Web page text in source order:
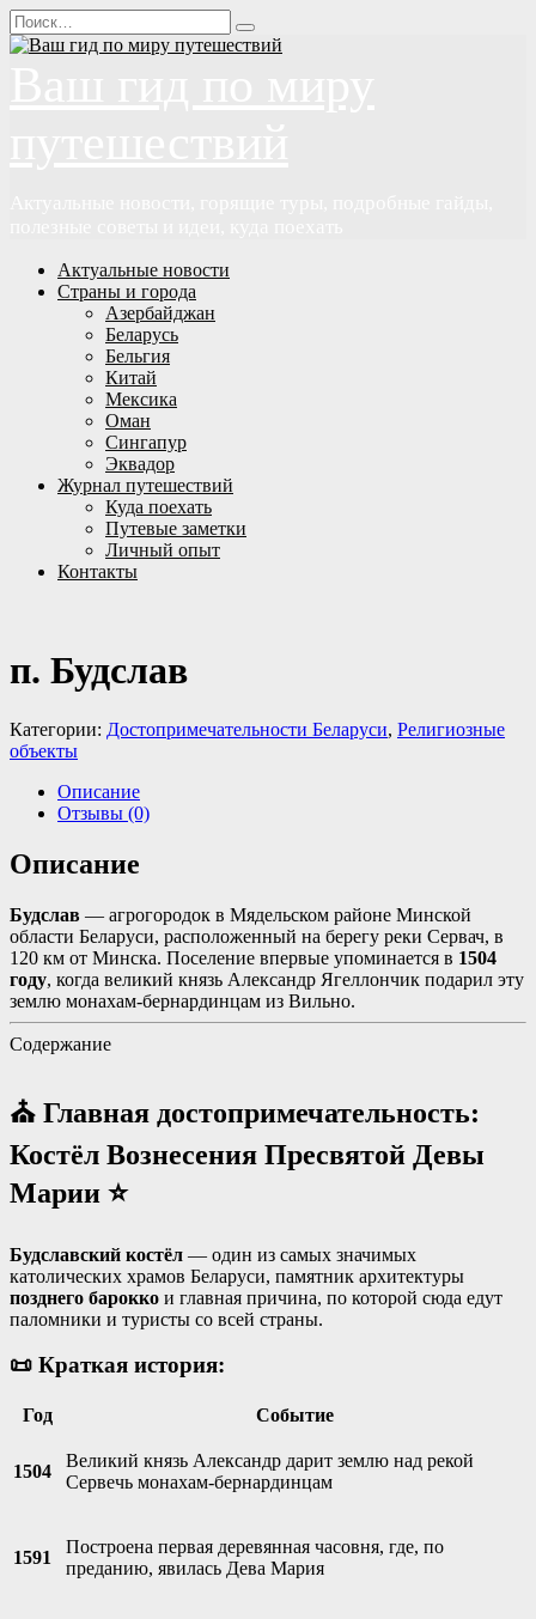
Перейти
к
содержанию
Search
for:
Актуальные новости
Страны и города
Азербайджан
Беларусь
Бельгия
Китай
Мексика
Оман
Сингапур
Эквадор
Журнал путешествий
Куда поехать
Путевые заметки
Личный опыт
Контакты
п. Будслав
Категории: Достопримечательности Беларуси, Религиозные
объекты
Описание
Отзывы (0)
Описание
Будслав — агрогородок в Мядельском районе Минской
области Беларуси, расположенный на берегу реки Сервач, в
120 км от Минска. Поселение впервые упоминается в 1504
году, когда великий князь Александр Ягеллончик подарил эту
землю монахам-бернардинцам из Вильно.
Содержание
⛪ Главная достопримечательность:
Костёл Вознесения Пресвятой Девы
Марии ⭐
Будславский костёл — один из самых значимых
католических храмов Беларуси, памятник архитектуры
позднего барокко и главная причина, по которой сюда едут
паломники и туристы со всей страны.
📜 Краткая история:
Год Событие
1504
Великий князь Александр дарит землю над рекой
Сервечь монахам-бернардинцам
1591
Построена первая деревянная часовня, где, по
преданию, явилась Дева Мария